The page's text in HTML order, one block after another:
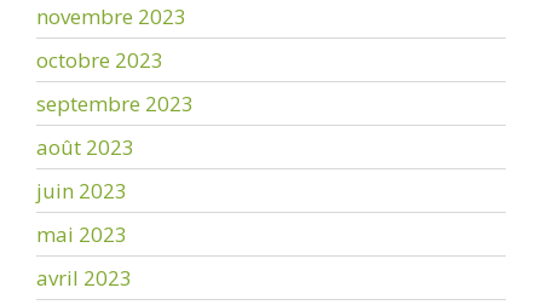
novembre 2023
octobre 2023
septembre 2023
août 2023
juin 2023
mai 2023
avril 2023